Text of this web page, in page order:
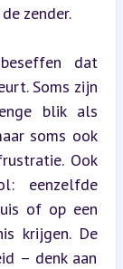
zender.
dat
Soms zijn
blik als
soms ook
Ook
eenzelfde
of op een
krijgen. De
– denk aan